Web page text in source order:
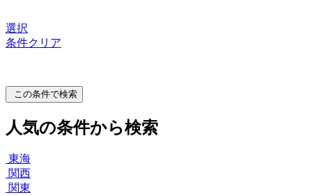
選択
条件クリア
この条件で検索
人気の条件から検索
東海
関西
関東